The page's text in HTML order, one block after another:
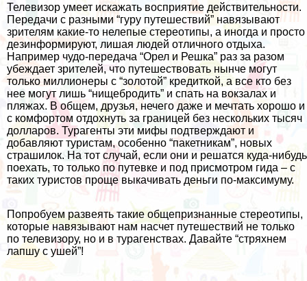
Телевизор умеет искажать восприятие действительности.
Передачи с разными “гуру путешествий” навязывают
зрителям какие-то нелепые стереотипы, а иногда и просто
дезинформируют, лишая людей отличного отдыха.
Например чудо-передача “Орел и Решка” раз за разом
убеждает зрителей, что путешествовать нынче могут
только миллионеры с “золотой” кредиткой, а все кто без
нее могут лишь “нищебродить” и спать на вокзалах и
пляжах. В общем, друзья, нечего даже и мечтать хорошо и
с комфортом отдохнуть за границей без нескольких тысяч
долларов. Турагенты эти мифы подтверждают и
добавляют туристам, особенно “пакетникам”, новых
страшилок. На тот случай, если они и решатся куда-нибудь
поехать, то только по путевке и под присмотром гида – с
таких туристов проще выкачивать деньги по-максимуму.
Попробуем развеять такие общепризнанные стереотипы,
которые навязывают нам насчет путешествий не только
по телевизору, но и в турагенствах. Давайте “стряхнем
лапшу с ушей”!